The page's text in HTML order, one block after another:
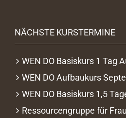
NÄCHSTE KURSTERMINE
WEN DO Basiskurs 1 Tag
WEN DO Aufbaukurs
WEN DO Basiskurs 1,5
Ressourcengruppe für